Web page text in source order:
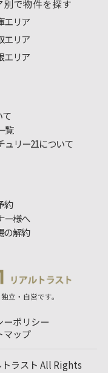
別で物件を探す
エリア
エリア
エリア
て
覧
ュリー21について
約
ー様へ
の解約
立・自営です。
ーポリシー
マップ
ラスト All Rights